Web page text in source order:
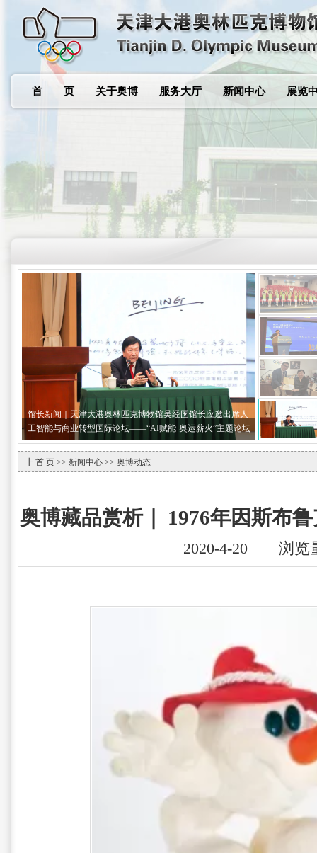
首 页 关于奥博 服务大厅 新闻中心 展览
动就一起 逐梦童真｜天津大港奥林匹克博物馆携手思而语幼
儿园共庆国际奥林匹克日
┣ 首 页 >> 新闻中心 >> 奥博动态
奥博藏品赏析｜ 1976年因斯布
2020-4-20 浏览